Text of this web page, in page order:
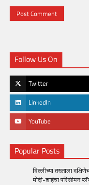
Follow Us On
Twitter
LinkedIn
YouTube
Popular Posts
दिल्लीच्या तख्ताला
मोदी-शाहंचा परिसीमन